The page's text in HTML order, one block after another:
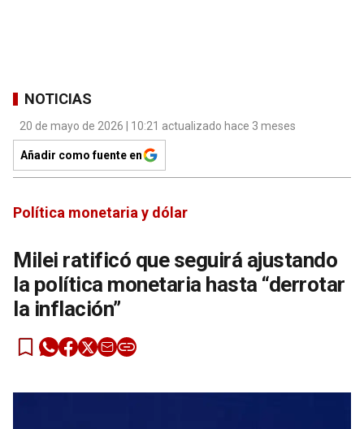
NOTICIAS
20 de mayo de 2026 | 10:21 actualizado hace 3 meses
Añadir como fuente en
Política monetaria y dólar
Milei ratificó que seguirá ajustando
la política monetaria hasta “derrotar
la inflación”